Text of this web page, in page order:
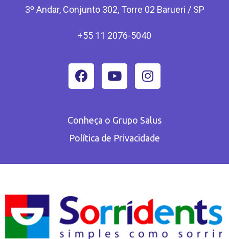
3º Andar, Conjunto 302, Torre 02 Barueri / SP
+55 11 2076-5040
Conheça o Grupo Salus
Política de Privacidade